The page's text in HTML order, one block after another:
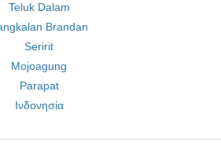
Teluk Dalam
Brandan
Seririt
Mojoagung
Parapat
Ινδονησία